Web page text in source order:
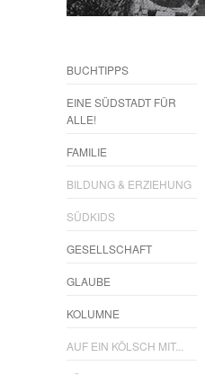
BUCHTIPPS
EINE SÜDSTADT FÜR
ALLE!
FAMILIE
BILDUNG & ERZIEHUNG
SÜDKIDS
GESELLSCHAFT
GLAUBE
KOLUMNE
AUF EIN KÖLSCH MIT...